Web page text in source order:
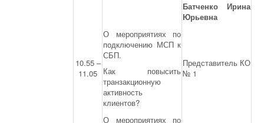
Батченко Ирина
Юрьевна
10.55 –
11.05
О мероприятиях по
подключению МСП к
СБП.
Как повысить
транзакционную
активность
клиентов?
Представитель КО
№ 1
О мероприятиях по